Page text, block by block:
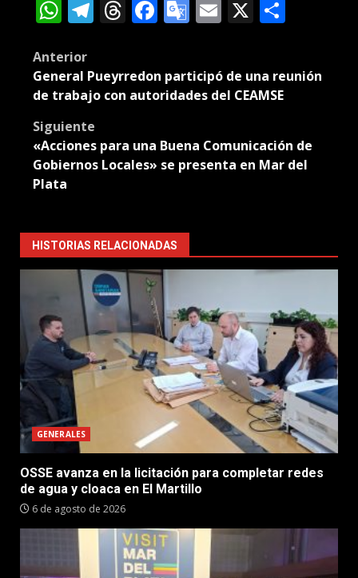
WhatsApp
Telegram
Threads
Facebook
Google
Email
X
Post
navigation
Anterior
General Pueyrredon participó de una reunión
de trabajo con autoridades del CEAMSE
Siguiente
«Acciones para una Buena Comunicación de
Gobiernos Locales» se presenta en Mar del
Plata
HISTORIAS RELACIONADAS
GENERALES
OSSE avanza en la licitación para completar redes
de agua y cloaca en El Martillo
6 de agosto de 2026